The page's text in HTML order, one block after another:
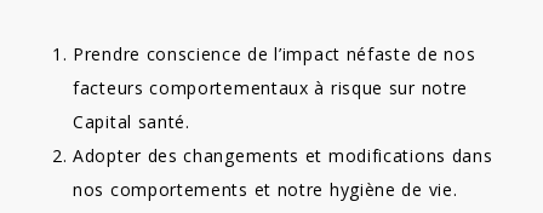
Prendre conscience de l’impact néfaste de nos
facteurs comportementaux à risque sur notre
Capital santé.
Adopter des changements et modifications dans
nos comportements et notre hygiène de vie.